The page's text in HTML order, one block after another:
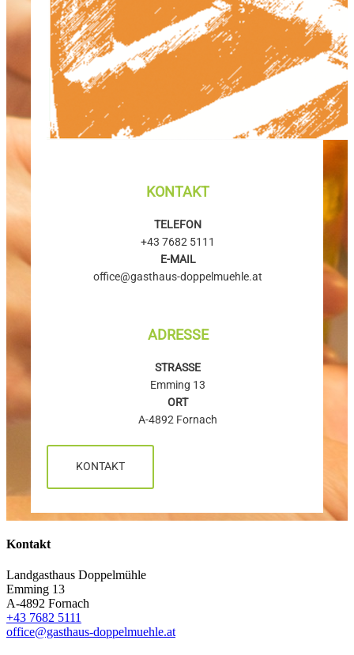
KONTAKT
TELEFON
+43 7682 5111
E-MAIL
office@gasthaus-doppelmuehle.at
ADRESSE
STRASSE
Emming 13
ORT
A-4892 Fornach
KONTAKT
Kontakt
Landgasthaus Doppelmühle
Emming 13
A-4892 Fornach
+43 7682 5111
office@gasthaus-doppelmuehle.at